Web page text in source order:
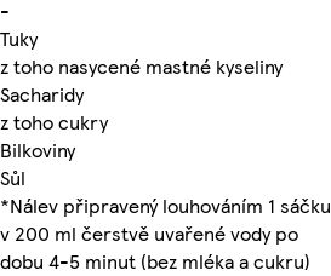
-
Tuky
z toho nasycené mastné kyseliny
Sacharidy
z toho cukry
Bilkoviny
Sůl
*Nálev připravený louhováním 1 sáčku
v 200 ml čerstvě uvařené vody po
dobu 4-5 minut (bez mléka a cukru)